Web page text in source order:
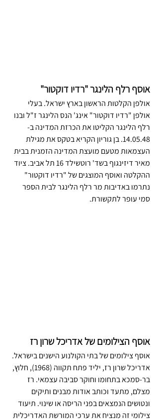
אוסף רלף הלינגר "רדיו דוקטור"
אולפן הקלטות הראשון בארץ ישראל. בעלי
אולפן "רדיו דוקטור" אינג' הנס הלינגר ז"ל ובנו
רלף הלינגר הקליטו את הכרזת המדינה ב-
14.05.48. בן גוריון הקריא בטקס את מגילת
העצמאות מטעם מועצת המדינה הזמנית בבית
מאיר דיזינגוף בשד' רוטשילד 16 תל אביב. ציוד
ההקלטה ואוסף המוצגים של "רדיו דוקטור"
נתרמו באדיבות מר רלף הלינגר לבית הספר
סמי עופר לתקשורת.
אוסף הצילומים של אדריכל שרון רז
אוסף צילומים של בתי הקולנוע הישנים בישראל.
אדריכל שרון רז, יליד פתח תקווה (1968), חלוץ,
בר-סמכא בתחומו וחוקר סביבה עצמאי. רז
מצלם, מתעד וכותב אודות מבנים ותיקים
ונטושים הנמצאים בפני הריסה או שינוי. תיעוד
צילומי זה מנציח את ערכי המורשת האדריכלית